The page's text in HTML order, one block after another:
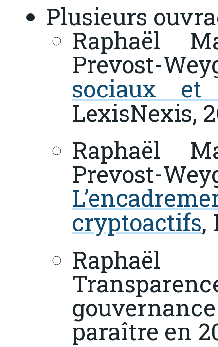
Plusieurs
Raphaël
Prevost-
sociaux et
LexisNexis,
Raphaël
Prevost-
cryptoactifs,
paraître en